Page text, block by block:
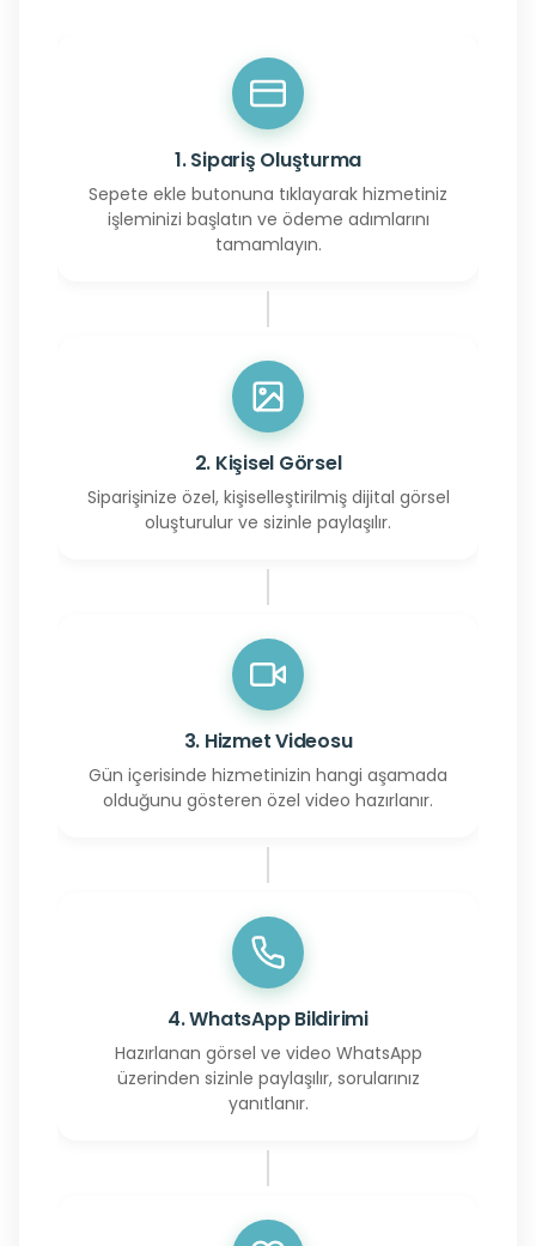
1. Sipariş Oluşturma
Sepete ekle butonuna tıklayarak hizmetiniz
işleminizi başlatın ve ödeme adımlarını
tamamlayın.
2. Kişisel Görsel
Siparişinize özel, kişiselleştirilmiş dijital görsel
oluşturulur ve sizinle paylaşılır.
3. Hizmet Videosu
Gün içerisinde hizmetinizin hangi aşamada
olduğunu gösteren özel video hazırlanır.
4. WhatsApp Bildirimi
Hazırlanan görsel ve video WhatsApp
üzerinden sizinle paylaşılır, sorularınız
yanıtlanır.